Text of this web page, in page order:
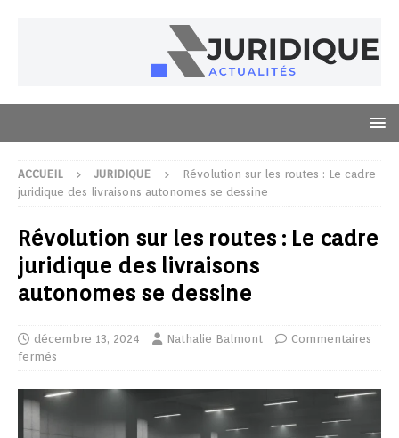
ACCUEIL JURIDIQUE
Révolution sur les routes : Le cadre
juridique des livraisons autonomes se dessine
Révolution sur les routes : Le cadre
juridique des livraisons
autonomes se dessine
décembre 13, 2024 Nathalie Balmont
Commentaires
fermés